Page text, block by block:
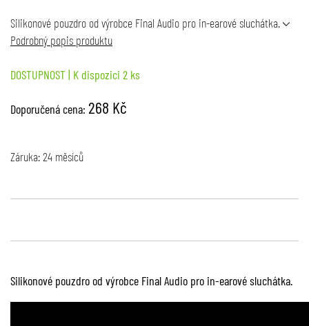
Silikonové pouzdro od výrobce Final Audio pro in-earové sluchátka.
Podrobný popis produktu
DOSTUPNOST | K dispozici 2 ks
Doporučená cena: 268 Kč
Záruka: 24 měsíců
Silikonové pouzdro od výrobce Final Audio pro in-earové sluchátka.